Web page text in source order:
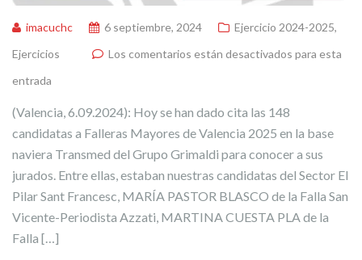
imacuchc 6 septiembre, 2024 Ejercicio 2024-2025,
Ejercicios
Los comentarios están desactivados para esta
entrada
(Valencia, 6.09.2024): Hoy se han dado cita las 148
candidatas a Falleras Mayores de Valencia 2025 en la base
naviera Transmed del Grupo Grimaldi para conocer a sus
jurados. Entre ellas, estaban nuestras candidatas del Sector El
Pilar Sant Francesc, MARÍA PASTOR BLASCO de la Falla San
Vicente-Periodista Azzati, MARTINA CUESTA PLA de la
Falla […]